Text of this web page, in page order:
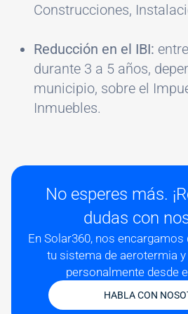
Construcciones,
Reducción en el IBI:
durante 3 a 5 años,
municipio, sobre el
Inmuebles.
No esperes más.
dudas con
En Solar360, nos
tu sistema de aerotermia
personalmente desde
HABLA CON